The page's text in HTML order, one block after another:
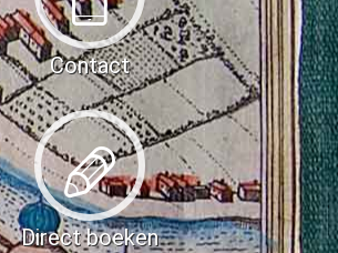
Contact
Direct boeken